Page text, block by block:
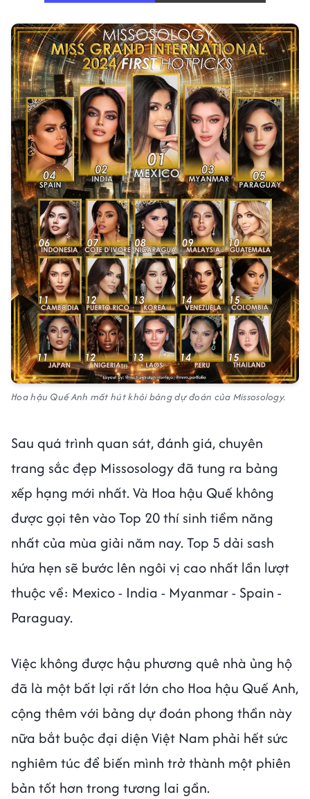
Hoa hậu Quế Anh mất hút khỏi bảng dự đoán của Missosology.
Sau quá trình quan sát, đánh giá, chuyên
trang sắc đẹp Missosology đã tung ra bảng
xếp hạng mới nhất. Và Hoa hậu Quế không
được gọi tên vào Top 20 thí sinh tiềm năng
nhất của mùa giải năm nay. Top 5 dải sash
hứa hẹn sẽ bước lên ngôi vị cao nhất lần lượt
thuộc về: Mexico - India - Myanmar - Spain -
Paraguay.
Việc không được hậu phương quê nhà ủng hộ
đã là một bất lợi rất lớn cho Hoa hậu Quế Anh,
cộng thêm với bảng dự đoán phong thần này
nữa bắt buộc đại diện Việt Nam phải hết sức
nghiêm túc để biến mình trở thành một phiên
bản tốt hơn trong tương lai gần.